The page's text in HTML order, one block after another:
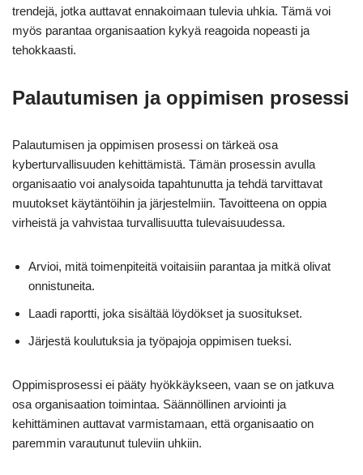
trendejä, jotka auttavat ennakoimaan tulevia uhkia. Tämä voi
myös parantaa organisaation kykyä reagoida nopeasti ja
tehokkaasti.
Palautumisen ja oppimisen prosessi
Palautumisen ja oppimisen prosessi on tärkeä osa
kyberturvallisuuden kehittämistä. Tämän prosessin avulla
organisaatio voi analysoida tapahtunutta ja tehdä tarvittavat
muutokset käytäntöihin ja järjestelmiin. Tavoitteena on oppia
virheistä ja vahvistaa turvallisuutta tulevaisuudessa.
Arvioi, mitä toimenpiteitä voitaisiin parantaa ja mitkä olivat
onnistuneita.
Laadi raportti, joka sisältää löydökset ja suositukset.
Järjestä koulutuksia ja työpajoja oppimisen tueksi.
Oppimisprosessi ei pääty hyökkäykseen, vaan se on jatkuva
osa organisaation toimintaa. Säännöllinen arviointi ja
kehittäminen auttavat varmistamaan, että organisaatio on
paremmin varautunut tuleviin uhkiin.